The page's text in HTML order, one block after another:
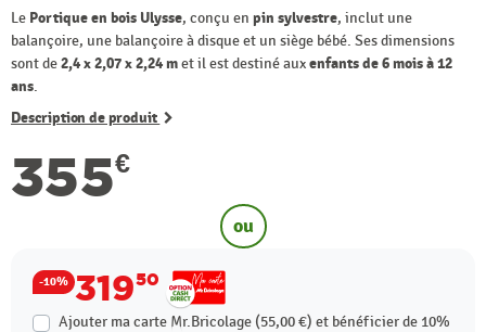
Le Portique en bois Ulysse, conçu en pin sylvestre, inclut une
balançoire, une balançoire à disque et un siège bébé. Ses dimensions
sont de2,4 x 2,07 x 2,24 met il est destiné auxenfants de 6 mois à 12
ans.
Description de produit
355€
ou
-10% 31950
Ajouter ma carte Mr.Bricolage (55,00 €) et bénéficier de 10%